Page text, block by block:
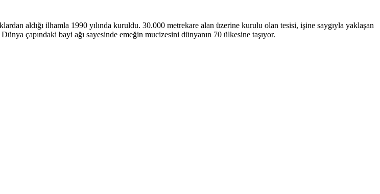
aldığı ilhamla 1990 yılında kuruldu. 30.000 metrekare alan üzerine kurulu olan tesisi, işine saygıyla yaklaşan
çapındaki bayi ağı sayesinde emeğin mucizesini dünyanın 70 ülkesine taşıyor.